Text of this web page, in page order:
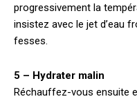
progressivement la
insistez avec le jet d’eau
fesses.
5 – Hydrater malin
Réchauffez-vous ensuite